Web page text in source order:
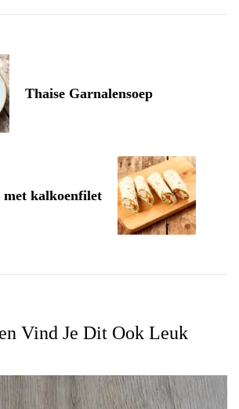
Thaise Garnalensoep
met kalkoenfilet
Vind Je Dit Ook Leuk